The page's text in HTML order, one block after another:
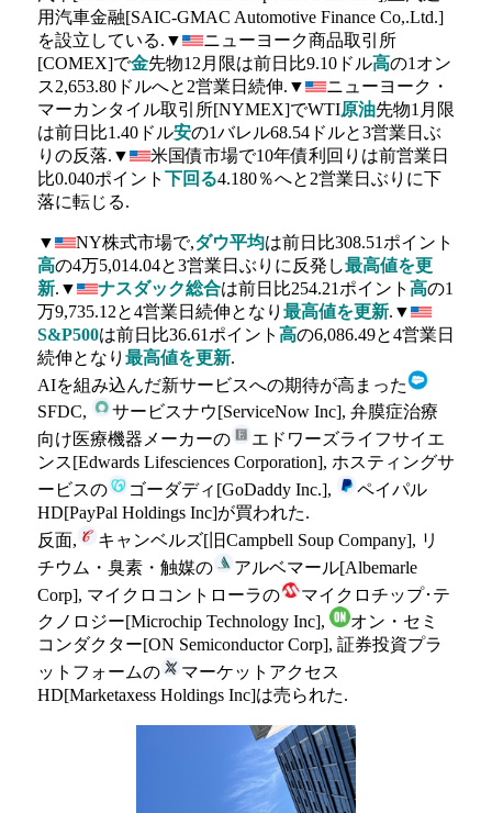
用汽車金融[SAIC-GMAC Automotive Finance Co,.Ltd.]
を設立している.▼
ニューヨーク商品取引所
[COMEX]で金先物12月限は前日比9.10ドル高の1オン
ス2,653.80ドルへと2営業日続伸.▼
ニューヨーク・
マーカンタイル取引所[NYMEX]でWTI原油先物1月限
は前日比1.40ドル安の1バレル68.54ドルと3営業日ぶ
りの反落.▼
米国債市場で10年債利回りは前営業日
比0.040ポイント 下回る4.180％へと2営業日ぶりに下
落に転じる.
▼ NY株式市場で,ダウ平均は前日比308.51ポイント
高の4万5,014.04と3営業日ぶりに反発し最高値を更
新.▼ ナスダック総合は前日比254.21ポイント 高の1
万9,735.12と4営業日続伸となり 最高値を更新.▼
S&P500は前日比36.61ポイント 高の6,086.49と4営業日
続伸となり 最高値を更新.
AIを組み込んだ新サービスへの期待が高まった
SFDC,
サービスナウ[ServiceNow Inc], 弁膜症治療
向け医療機器メーカーの
エドワーズライフサイエ
ンス[Edwards Lifesciences Corporation], ホスティングサ
ービスの
ゴーダディ[GoDaddy Inc.],
ペイパル
HD[PayPal Holdings Inc]が買われた.
反面,
キャンベルズ[旧Campbell Soup Company], リ
チウム・臭素・触媒の
アルベマール[Albemarle
Corp], マイクロコントローラの
マイクロチップ･テ
クノロジー[Microchip Technology Inc],
オン・セミ
コンダクター[ON Semiconductor Corp], 証券投資プラ
ットフォームの
マーケットアクセス
HD[Marketaxess Holdings Inc]は売られた.